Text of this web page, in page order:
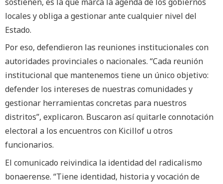
locales y obliga a gestionar ante cualquier nivel del
Estado.
Por eso, defendieron las reuniones institucionales con
autoridades provinciales o nacionales. “Cada reunión
institucional que mantenemos tiene un único objetivo:
defender los intereses de nuestras comunidades y
gestionar herramientas concretas para nuestros
distritos”, explicaron. Buscaron así quitarle connotación
electoral a los encuentros con Kicillof u otros
funcionarios.
El comunicado reivindica la identidad del radicalismo
bonaerense. “Tiene identidad, historia y vocación de